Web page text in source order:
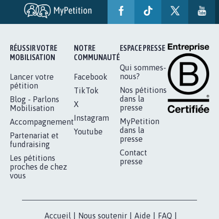
RÉUSSIR VOTRE
MOBILISATION
Lancer votre
pétition
Blog - Parlons
Mobilisation
Accompagnement
Partenariat et
fundraising
Les pétitions
proches de chez
vous
NOTRE
COMMUNAUTÉ
Facebook
TikTok
X
Instagram
Youtube
ESPACE PRESSE
Qui sommes-
nous?
Nos pétitions
dans la
presse
MyPetition
dans la
presse
Contact
presse
Accueil Nous soutenir Aide FAQ